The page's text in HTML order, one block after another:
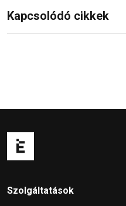
Kapcsolódó cikkek
Szolgáltatások